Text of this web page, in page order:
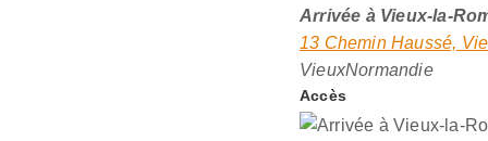
Arrivée à Vieux-la-
13 Chemin Haussé,
VieuxNormandie
Accès